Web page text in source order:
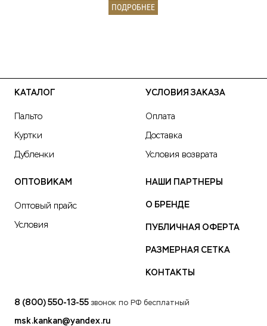
ПОДРОБНЕЕ
КАТАЛОГ
Пальто
Куртки
Дубленки
УСЛОВИЯ ЗАКАЗА
Оплата
Доставка
Условия возврата
ОПТОВИКАМ
Оптовый прайс
Условия
НАШИ ПАРТНЕРЫ
О БРЕНДЕ
ПУБЛИЧНАЯ ОФЕРТА
РАЗМЕРНАЯ СЕТКА
КОНТАКТЫ
8 (800) 550-13-55 звонок по РФ бесплатный
msk.kankan@yandex.ru